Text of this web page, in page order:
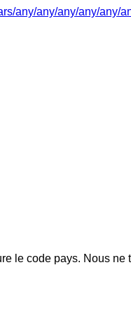
any/any/any/any/any/
le code pays. Nous ne